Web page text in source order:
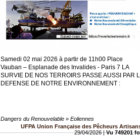
Samedi 02 mai 2026 à partir de 11h00 Place
Vauban – Esplanade des Invalides - Paris 7 LA
SURVIE DE NOS TERROIRS PASSE AUSSI PAR
DEFENSE DE NOTRE ENVIRONNEMENT :
Dangers du Renouvelable » Eoliennes
UFPA Union Française des Pêcheurs
29/04/2026|Vu 749201